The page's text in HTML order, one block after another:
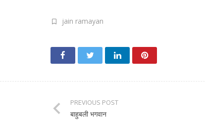
jain ramayan
PREVIOUS POST
बाहुबली भगवान